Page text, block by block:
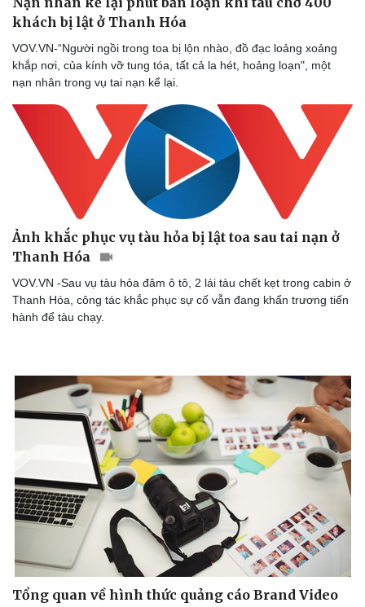
khách bị lật ở Thanh Hóa
VOV.VN-“Người ngồi trong toa bị lộn nhào, đồ đạc loảng xoảng
khắp nơi, của kính vỡ tung tóa, tất cả la hét, hoảng loạn", một
nạn nhân trong vụ tai nạn kể lại.
Ảnh khắc phục vụ tàu hỏa bị lật toa sau tai nạn ở
Thanh Hóa
VOV.VN -Sau vụ tàu hỏa đâm ô tô, 2 lái tàu chết kẹt trong cabin ở
Thanh Hóa, công tác khắc phục sự cố vẫn đang khẩn trương tiến
hành để tàu chạy.
Tổng quan về hình thức quảng cáo Brand Video